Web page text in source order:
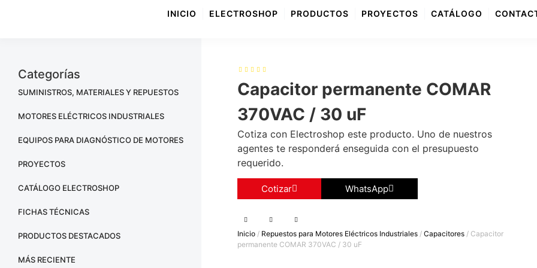
INICIO ELECTROSHOP PRODUCTOS PROYECTOS CATÁLOGO
Categorías
SUMINISTROS, MATERIALES Y REPUESTOS
MOTORES ELÉCTRICOS INDUSTRIALES
EQUIPOS PARA DIAGNÓSTICO DE MOTORES
PROYECTOS
CATÁLOGO ELECTROSHOP
FICHAS TÉCNICAS
PRODUCTOS DESTACADOS
MÁS RECIENTE
Capacitor permanente COMAR
370VAC / 30 uF
Cotiza con Electroshop este producto. Uno de nuestros
agentes te responderá enseguida con el presupuesto
requerido.
Cotizar WhatsApp
Inicio / Repuestos para Motores Eléctricos Industriales / Capacitores / Capacitor
permanente COMAR 370VAC / 30 uF